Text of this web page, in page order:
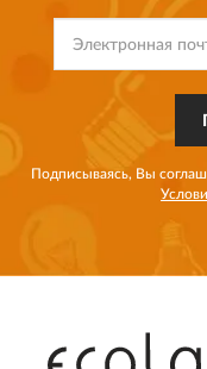
Подписываясь, Вы